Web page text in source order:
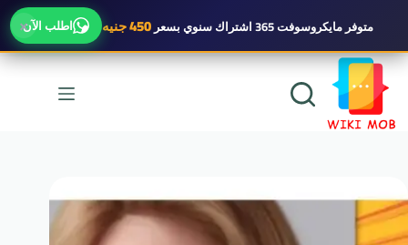
× متوفرمايكروسوفت 365 اشتراك سنوي بسعر450 جنيه اطلب الآن
التجاوز
المحتوى